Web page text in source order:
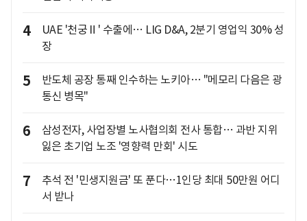
4
UAE '천궁Ⅱ' 수출에… LIG D&A, 2분기 영업익 30% 성
장
5
반도체 공장 통째 인수하는 노키아… "메모리 다음은 광
통신 병목"
6
삼성전자, 사업장별 노사협의회 전사 통합… 과반 지위
잃은 초기업 노조 '영향력 만회' 시도
7
추석 전 '민생지원금' 또 푼다…1인당 최대 50만원 어디
서 받나